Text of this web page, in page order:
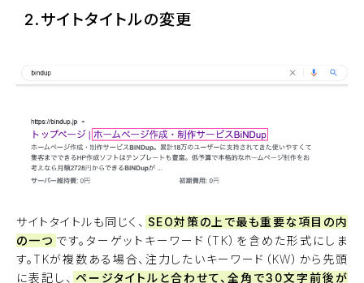
2.サイトタイトルの変更
サイトタイトルも同じく、 SEO対策の上で最も重要な項目の内
の一つ です。ターゲットキーワード（TK）を含めた形式にしま
す。TKが複数ある場合、注力したいキーワード（KW）から先頭
に表記し、 ページタイトルと合わせて、全角で30文字前後が